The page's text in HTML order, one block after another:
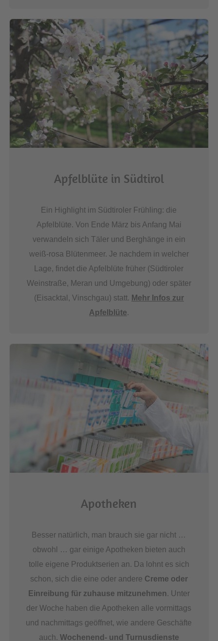
Apfelblüte in Südtirol
Ein Highlight im Südtiroler Frühling: die
Apfelblüte. Von Ende März bis Anfang Mai
verwandeln sich Täler und Berghänge in ein
weiß-rosa Blütenmeer. Je nachdem in welcher
Lage, findet die Apfelblüte früher (Südtiroler
Weinstraße, Meran und Umgebung) oder später
(Eisacktal, Vinschgau) statt. Mehr Infos zur
Apfelblüte.
Apotheken
Besser natürlich, man brauch sie gar nicht …
obwohl … gar einige Apotheken bieten auch
tolle eigene Produktserien an. Da lohnt es sich
schon, sich die eine oder andere Creme oder
Einreibung für zuhause mitzunehmen. Unter
der Woche haben die Apotheken alle vormittags
und nachmittags geöffnet, wie andere Geschäfte
auch. Wochenend- und Turnusdienste